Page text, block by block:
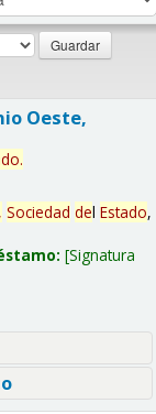
Oeste,
.
Sociedad del Estado,
Signatura